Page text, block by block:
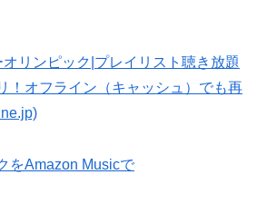
オリンピック|プレイリスト聴き放題
！オフライン（キャッシュ）でも再
をAmazon Musicで